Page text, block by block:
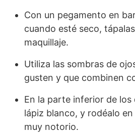
Con un pegamento en
cuando esté seco,
maquillaje.
Utiliza las sombras de
gusten y que combinen
En la parte inferior de los
lápiz blanco, y rodéalo
muy notorio.